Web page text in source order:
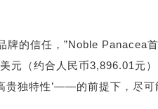
牌的信任，”Noble Panacea
元（约合人民币3,896.01元
独特性’——的前提下，尽可